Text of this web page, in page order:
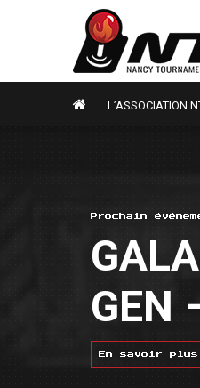
L’ASSOCIATION
Prochain
GEN
En savoir